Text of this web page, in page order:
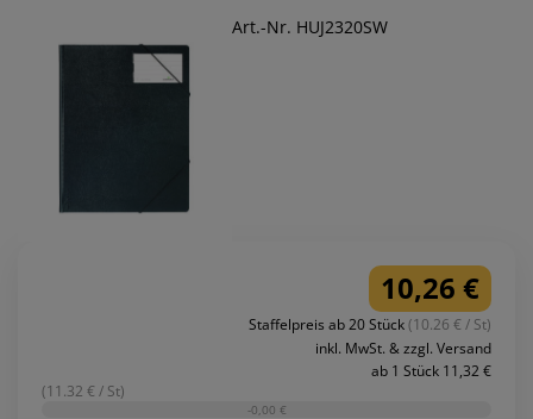
Art.-Nr. HUJ2320SW
10,26 €
Staffelpreis ab 20 Stück(10.26 € / St)
inkl. MwSt. & zzgl. Versand
ab 1 Stück 11,32 €
(11.32 € / St)
-0,00 €